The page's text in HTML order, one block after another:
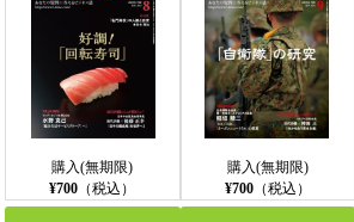
購入(無期限)
¥700 （税込）
購入(無期限)
¥700（税込）